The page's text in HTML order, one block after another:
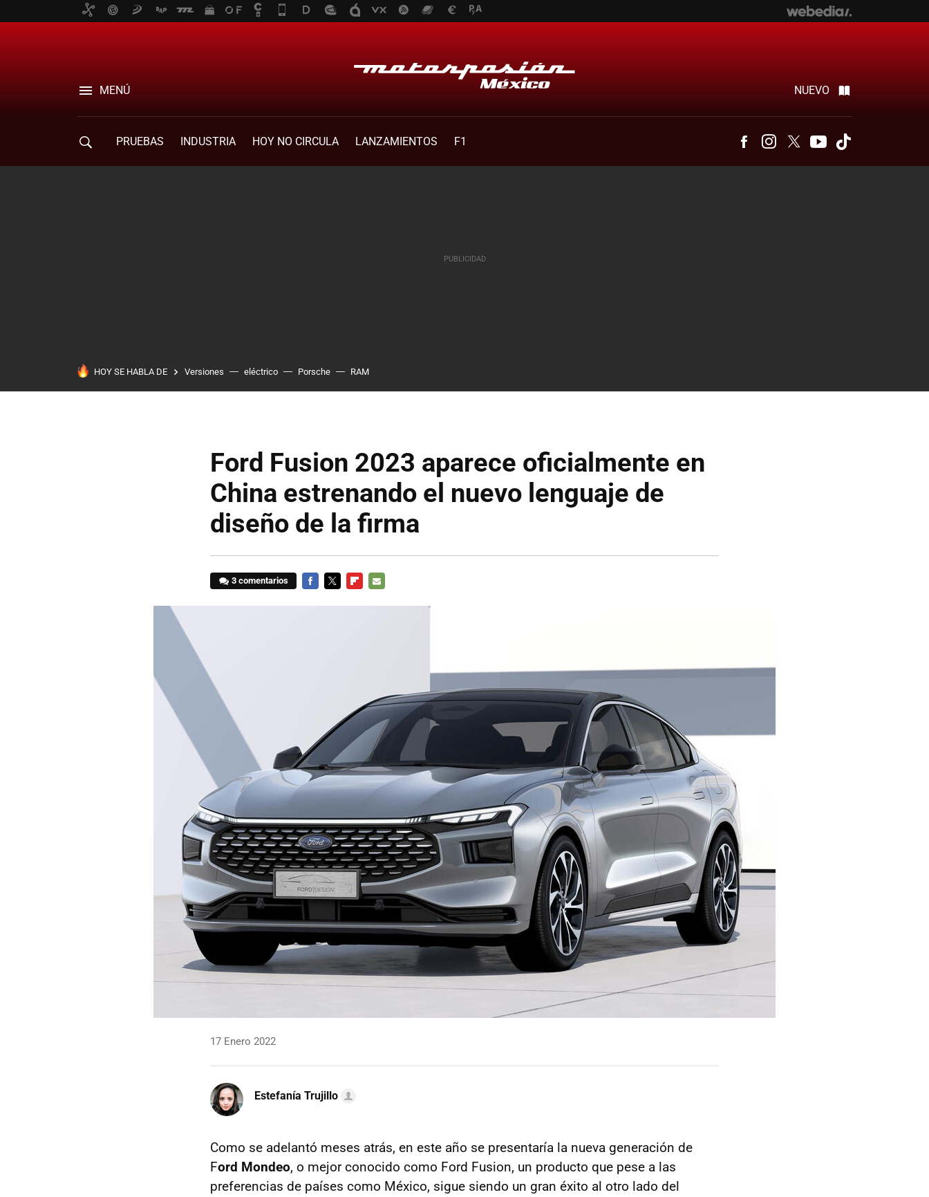
MENÚ NUEVO
PRUEBAS INDUSTRIA HOY NO CIRCULA LANZAMIENTOS F1 FacebookInstagram
Twitter Youtube
HOY SE HABLA DE Versiones eléctrico Porsche RAM
Ford Fusion 2023 aparece oficialmente en
China estrenando el nuevo lenguaje de
diseño de la firma
3 comentarios
17 Enero 2022
Estefanía Trujillo
Como se adelantó meses atrás, en este año se presentaría la nueva generación de
Ford Mondeo, o mejor conocido como Ford Fusion, un producto que pese a las
preferencias de países como México, sigue siendo un gran éxito al otro lado del